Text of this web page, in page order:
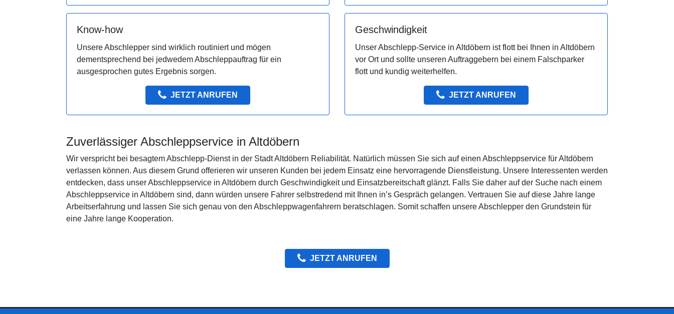
Know-how
Unsere Abschlepper sind wirklich routiniert und mögen
dementsprechend bei jedwedem Abschleppauftrag für ein
ausgesprochen gutes Ergebnis sorgen.
JETZT ANRUFEN
Geschwindigkeit
Unser Abschlepp-Service in Altdöbern ist flott bei Ihnen in Altdöbern
vor Ort und sollte unseren Auftraggebern bei einem Falschparker
flott und kundig weiterhelfen.
JETZT ANRUFEN
Zuverlässiger Abschleppservice in Altdöbern
Wir verspricht bei besagtem Abschlepp-Dienst in der Stadt Altdöbern Reliabilität. Natürlich müssen Sie sich auf einen Abschleppservice für Altdöbern
verlassen können. Aus diesem Grund offerieren wir unseren Kunden bei jedem Einsatz eine hervorragende Dienstleistung. Unsere Interessenten werden
entdecken, dass unser Abschleppservice in Altdöbern durch Geschwindigkeit und Einsatzbereitschaft glänzt. Falls Sie daher auf der Suche nach einem
Abschleppservice in Altdöbern sind, dann würden unsere Fahrer selbstredend mit Ihnen in’s Gespräch gelangen. Vertrauen Sie auf diese Jahre lange
Arbeitserfahrung und lassen Sie sich genau von den Abschleppwagenfahrern beratschlagen. Somit schaffen unsere Abschlepper den Grundstein für
eine Jahre lange Kooperation.
JETZT ANRUFEN